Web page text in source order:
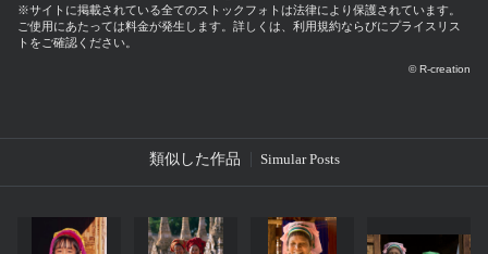
※サイトに掲載されている全てのストックフォトは法律により保護されています。
ご使用にあたっては料金が発生します。詳しくは、利用規約ならびにプライスリス
トをご確認ください。
© R-creation
類似した作品 Simular Posts